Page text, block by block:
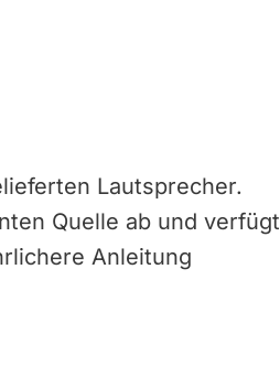
Lautsprecher.
Quelle ab und verfügt
Anleitung